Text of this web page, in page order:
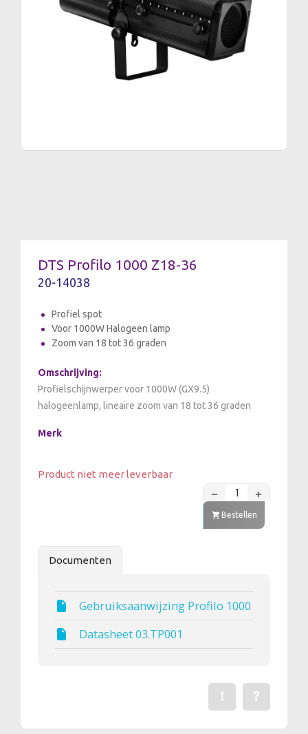
DTS Profilo 1000 Z18-36
20-14038
Profiel spot
Voor 1000W Halogeen lamp
Zoom van 18 tot 36 graden
Omschrijving:
Profielschijnwerper voor 1000W (GX9.5)
halogeenlamp, lineaire zoom van 18 tot 36 graden
Merk
Product niet meer leverbaar
Bestellen
Documenten
Gebruiksaanwijzing Profilo 1000
Datasheet 03.TP001
Stel een
?
Een fout gevonden?
!